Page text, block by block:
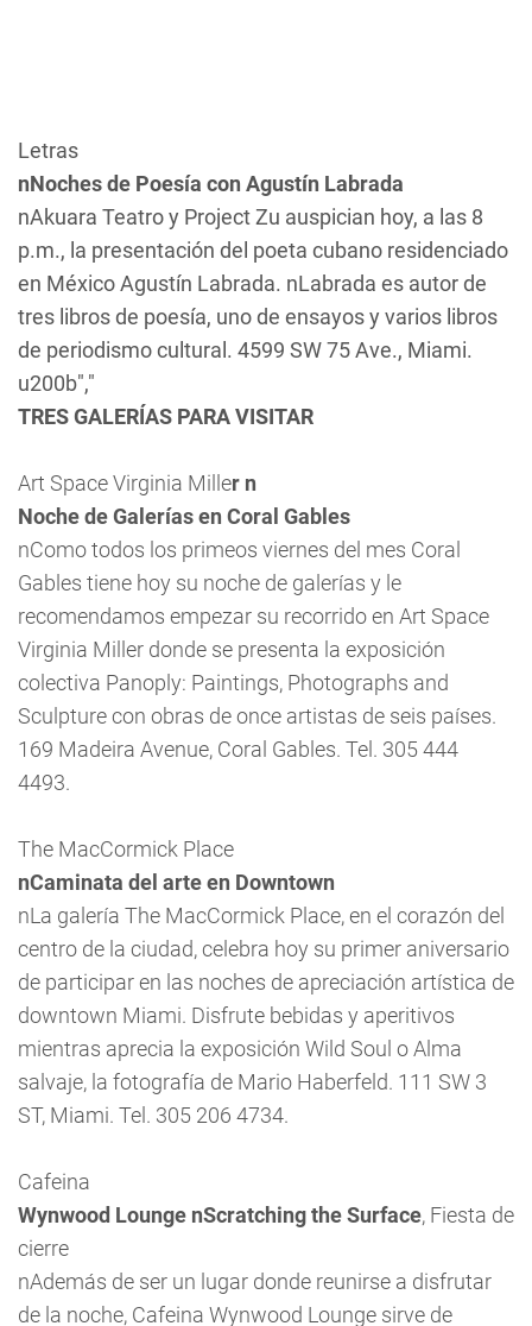
Letras
nNoches de Poesía con Agustín Labrada
nAkuara Teatro y Project Zu auspician hoy, a las 8
p.m., la presentación del poeta cubano residenciado
en México Agustín Labrada. nLabrada es autor de
tres libros de poesía, uno de ensayos y varios libros
de periodismo cultural. 4599 SW 75 Ave., Miami.
u200b","
TRES GALERÍAS PARA VISITAR
Art Space Virginia Miller n
Noche de Galerías en Coral Gables
nComo todos los primeos viernes del mes Coral
Gables tiene hoy su noche de galerías y le
recomendamos empezar su recorrido en Art Space
Virginia Miller donde se presenta la exposición
colectiva Panoply: Paintings, Photographs and
Sculpture con obras de once artistas de seis países.
169 Madeira Avenue, Coral Gables. Tel. 305 444
4493.
The MacCormick Place
nCaminata del arte en Downtown
nLa galería The MacCormick Place, en el corazón del
centro de la ciudad, celebra hoy su primer aniversario
de participar en las noches de apreciación artística de
downtown Miami. Disfrute bebidas y aperitivos
mientras aprecia la exposición Wild Soul o Alma
salvaje, la fotografía de Mario Haberfeld. 111 SW 3
ST, Miami. Tel. 305 206 4734.
Cafeina
Wynwood Lounge nScratching the Surface, Fiesta de
cierre
nAdemás de ser un lugar donde reunirse a disfrutar
de la noche, Cafeina Wynwood Lounge sirve de